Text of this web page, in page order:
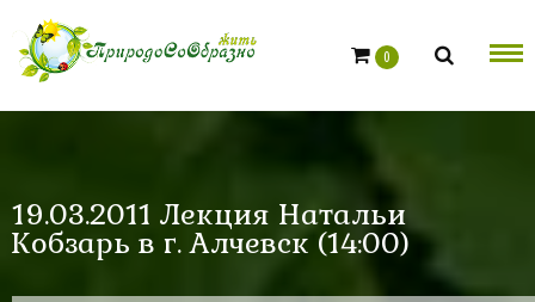
content
0
19.03.2011 Лекция Натальи
Кобзарь в г. Алчевск (14:00)